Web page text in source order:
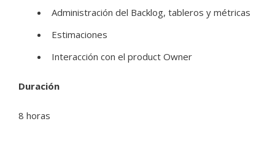
Administración del Backlog, tableros y métricas
Estimaciones
Interacción con el product Owner
Duración
8 horas